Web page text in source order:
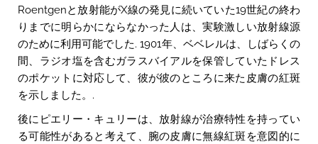
Roentgenと放射能がX線の発見に続いていた19世紀の終わ
りまでに明らかにならなかった人は、実験激しい放射線源
のために利用可能でした. 1901年、ベベレルは、しばらくの
間、ラジオ塩を含むガラスバイアルを保管していたドレス
のポケットに対応して、彼が彼のところに来た皮膚の紅斑
を示しました。.
後にピエリー・キュリーは、放射線が治療特性を持ってい
る可能性があると考えて、腕の皮膚に無線紅斑を意図的に